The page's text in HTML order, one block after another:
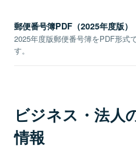
郵便番号簿PDF（2025年度版）
2025年度版郵便番号簿をPDF形式
す。
ビジネス・法人
情報